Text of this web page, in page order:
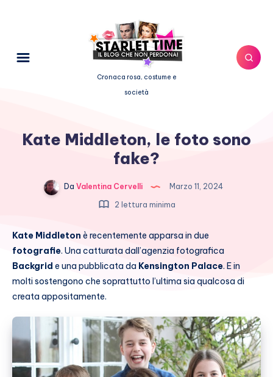
Cronaca rosa, costume e
società
Kate Middleton, le foto sono
fake?
Da Valentina Cervelli
Marzo 11, 2024
2 lettura minima
Kate Middleton è recentemente apparsa in due
fotografie. Una catturata dall’agenzia fotografica
Backgrid e una pubblicata da Kensington Palace. E in
molti sostengono che soprattutto l’ultima sia qualcosa di
creata appositamente.